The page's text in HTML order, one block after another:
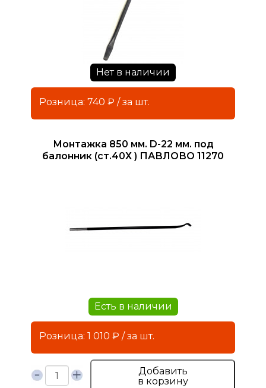
Нет в наличии
Розница: 740 ₽ / за шт.
Монтажка 850 мм. D-22 мм. под
балонник (ст.40Х ) ПАВЛОВО 11270
Есть в наличии
Розница: 1 010 ₽ / за шт.
Добавить
в корзину